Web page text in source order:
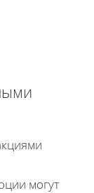
могут